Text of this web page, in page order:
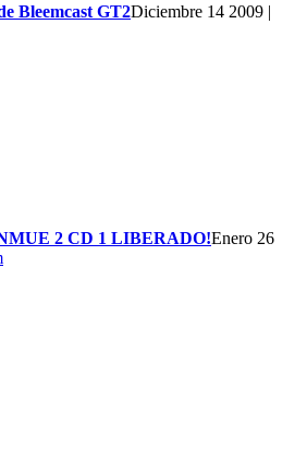
Bleemcast GT2Diciembre 14 2009 |
2 CD 1 LIBERADO!Enero 26